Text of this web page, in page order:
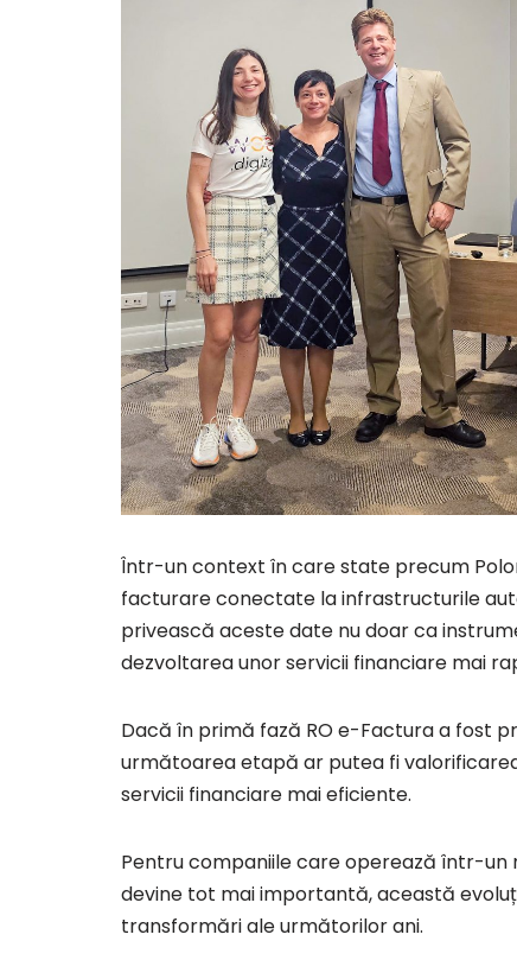
Într-un context în care state precum
facturare conectate la infrastructurile
privească aceste date nu doar ca
dezvoltarea unor servicii financiare mai
Dacă în primă fază RO e-Factura a fost
următoarea etapă ar putea fi
servicii financiare mai eficiente.
Pentru companiile care operează într-un
devine tot mai importantă, această
transformări ale următorilor ani.